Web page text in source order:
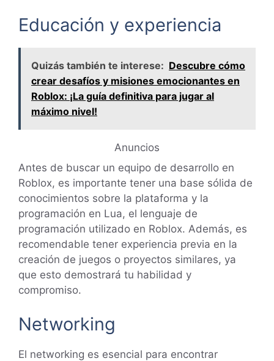
Educación y experiencia
Quizás también te interese: Descubre cómo
crear desafíos y misiones emocionantes en
Roblox: ¡La guía definitiva para jugar al
máximo nivel!
Anuncios
Antes de buscar un equipo de desarrollo en
Roblox, es importante tener una base sólida de
conocimientos sobre la plataforma y la
programación en Lua, el lenguaje de
programación utilizado en Roblox. Además, es
recomendable tener experiencia previa en la
creación de juegos o proyectos similares, ya
que esto demostrará tu habilidad y
compromiso.
Networking
El networking es esencial para encontrar